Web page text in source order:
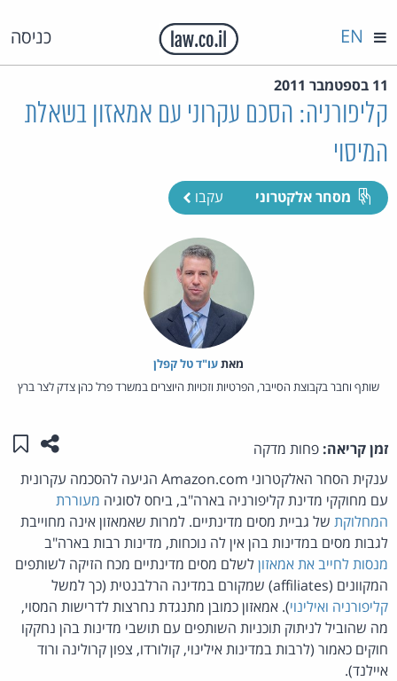
כניסה EN
11 בספטמבר 2011
קליפורניה: הסכם עקרוני עם אמאזון בשאלת
המיסוי
מסחר אלקטרוני עקבו
מאת‏עו"ד טל קפלן
שותף וחבר בקבוצת הסייבר, הפרטיות וזכויות היוצרים במשרד פרל כהן צדק לצר ברץ
זמן קריאה: פחות מדקה שתפו
ענקית הסחר האלקטרוני Amazon.com הגיעה להסכמה עקרונית
עם מחוקקי מדינת קליפורניה בארה"ב, ביחס לסוגיה מעוררת
המחלוקת של גביית מסים מדינתיים. למרות שאמאזון אינה מחוייבת
לגבות מסים במדינות בהן אין לה נוכחות, מדינות רבות בארה"ב
מנסות לחייב את אמאזוןלשלם מסים מדינתיים מכח הזיקה לשותפים
המקוונים (affiliates) שמקורם במדינה הרלבנטית (כך למשל
קליפורניה ואילינוי). אמאזון כמובן מתנגדת נחרצות לדרישות המסוי,
מה שהוביל לניתוק תוכניות השותפים עם תושבי מדינות בהן נחקקו
חוקים כאמור (לרבות במדינות אילינוי, קולורדו, צפון קרולינה ורוד
איילנד).